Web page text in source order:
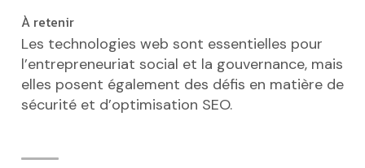
À retenir
Les technologies web sont essentielles pour
l’entrepreneuriat social et la gouvernance, mais
elles posent également des défis en matière de
sécurité et d’optimisation SEO.